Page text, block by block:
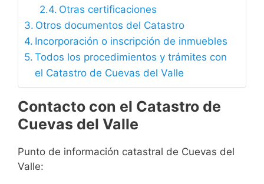
Otras certificaciones
Otros documentos del Catastro
Incorporación o inscripción de inmuebles
Todos los procedimientos y trámites con
el Catastro de Cuevas del Valle
Contacto con el Catastro de
Cuevas del Valle
Punto de información catastral de Cuevas del
Valle: